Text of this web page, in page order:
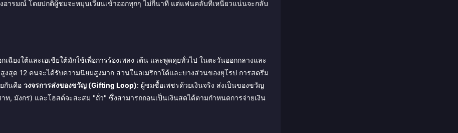
ารมณ์ โดยปกติผู้ชมจะหมุนเวียนเข้าออกทุกๆ ไม่กี่นาที แต่แฟนคลับที่เหนียวแน่นจะกลับ
ยงใต้และเอเชียใต้มักใช้เพื่อการร้องเพลง เต้น และพูดคุยทั่วไป ในตะวันออกกลางและ
งสุด 12 คนจะได้รับความนิยมสูงมาก ส่วนในอเมริกาใต้และบางส่วนของยุโรป การสตรีม
กันคือ วงจรการส่งของขวัญ (Gifting Loop): ผู้ชมซื้อเพชรด้วยเงินจริง ส่งเป็นของขวัญ
, มังกร) และโฮสต์จะสะสม "ถั่ว" ซึ่งสามารถถอนเป็นเงินสดได้ตามกำหนดการจ่ายเงิน